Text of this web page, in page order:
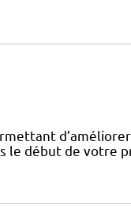
début de votre